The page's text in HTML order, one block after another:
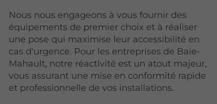
Nous nous engageons à vous fournir des
équipements de premier choix et à réaliser
une pose qui maximise leur accessibilité en
cas d'urgence. Pour les entreprises de Baie-
Mahault, notre réactivité est un atout majeur,
vous assurant une mise en conformité rapide
et professionnelle de vos installations.